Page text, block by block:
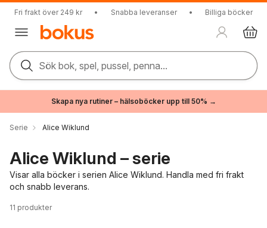
Fri frakt över 249 kr • Snabba leveranser • Billiga böcker
Sök bok, spel, pussel, penna...
Skapa nya rutiner – hälsoböcker upp till 50% →
Serie Alice Wiklund
Alice Wiklund – serie
Visar alla böcker i serien Alice Wiklund. Handla med fri frakt
och snabb leverans.
11 produkter